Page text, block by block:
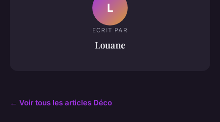
L
ECRIT PAR
Louane
← Voir tous les articles Déco